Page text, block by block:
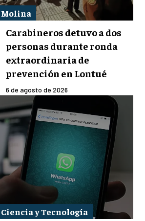
Molina
Carabineros detuvo a dos
personas durante ronda
extraordinaria de
prevención en Lontué
6 de agosto de 2026
Ciencia y Tecnología